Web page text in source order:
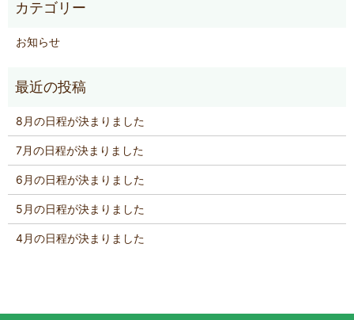
お知らせ
8月の日程が決まりました
7月の日程が決まりました
6月の日程が決まりました
5月の日程が決まりました
4月の日程が決まりました